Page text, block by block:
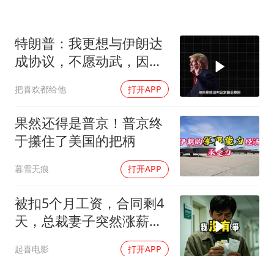
多专业取消艺考 文化工作者要有文化
“银行午休1.5小时”留个窗口行不行
特朗普：我更想与伊朗达
成协议，不愿动武，因为
把喜欢都给他 打开APP
果然还得是普京！普京终
于攥住了美国的把柄
暮雪无痕 打开APP
被扣5个月工资，合同剩4
天，总裁妻子突然涨薪续
签，我递辞呈她慌了
起喜电影 打开APP